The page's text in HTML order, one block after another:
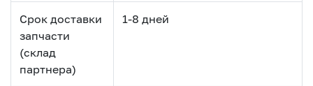
Срок доставки
запчасти
(склад
партнера)
1-8 дней